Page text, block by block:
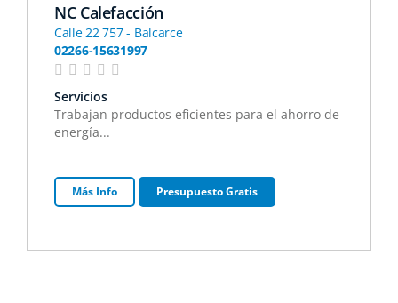
NC Calefacción
Calle 22 757 - Balcarce
02266-15631997
Servicios
Trabajan productos eficientes para el ahorro de
energía...
Más Info Presupuesto Gratis